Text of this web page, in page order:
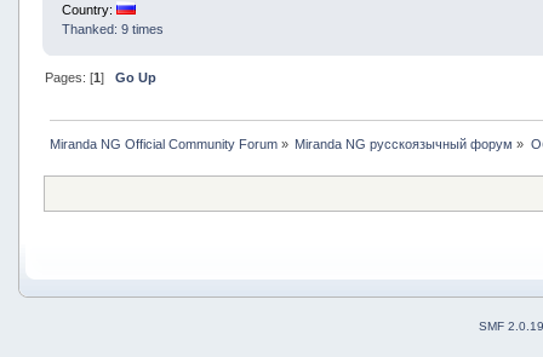
Country:
Thanked: 9 times
Pages: [1 ] Go Up
Miranda NG Official Community Forum» Miranda NG русскоязычный форум »
SMF 2.0.19